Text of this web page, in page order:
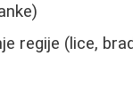
regije (lice,